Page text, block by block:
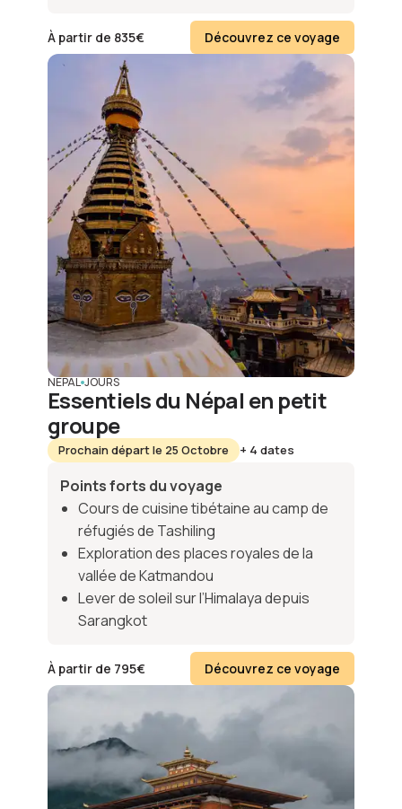
À partir de 835€ Découvrez ce voyage
NÉPAL JOURS
Essentiels du Népal en petit
groupe
Prochain départ le 25 Octobre + 4 dates
Points forts du voyage
Cours de cuisine tibétaine au camp de
réfugiés de Tashiling
Exploration des places royales de la
vallée de Katmandou
Lever de soleil sur l’Himalaya depuis
Sarangkot
À partir de 795€ Découvrez ce voyage